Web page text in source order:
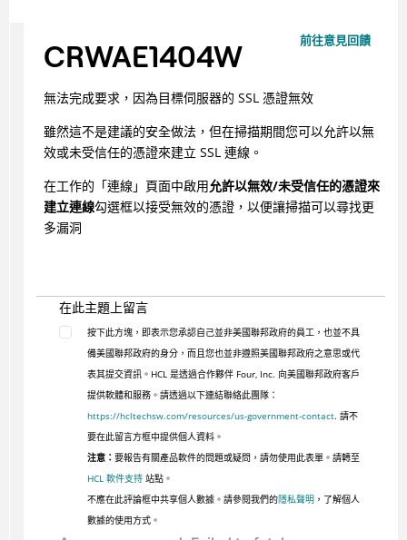
前往意見回饋
CRWAE1404W
無法完成要求，因為目標伺服器的 SSL 憑證無效
雖然這不是建議的安全做法，但在掃描期間您可以允許以無
效或未受信任的憑證來建立 SSL 連線。
在工作的「連線」頁面中啟用允許以無效/未受信任的憑證來
建立連線勾選框以接受無效的憑證，以便讓掃描可以尋找更
多漏洞
在此主題上留言
按下此方塊，即表示您承認自己並非美國聯邦政府的員工，也並不具
備美國聯邦政府的身分，而且您也並非遵照美國聯邦政府之意思或代
表其提交資訊。HCL 是透過合作夥伴 Four, Inc. 向美國聯邦政府客戶
提供軟體和服務。請透過以下連結聯絡此團隊：
https://hcltechsw.com/resources/us-government-contact. 請不
要在此留言方框中提供個人資料。
注意： 要報告有關產品軟件的問題或疑問，請勿使用此表單。請轉至
HCL 軟件支持站點。
不應在此評論框中共享個人數據。請參閱我們的隱私聲明 ，了解個人
數據的使用方式。